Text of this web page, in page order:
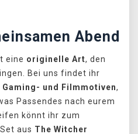
Abend
eine originelle Art, den
Bei uns findet ihr
Gaming- und Filmmotiven,
Passendes nach eurem
könnt ihr zum
aus The Witcher